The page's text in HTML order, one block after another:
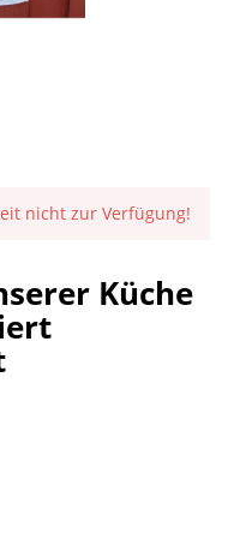
nicht zur Verfügung!
Küche